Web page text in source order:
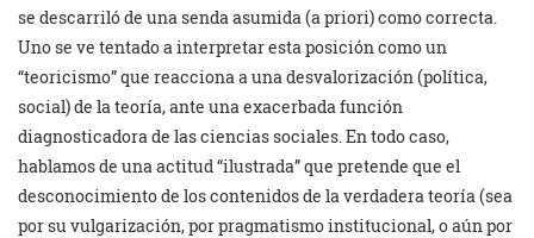
se descarriló de una senda asumida (a priori) como correcta.
Uno se ve tentado a interpretar esta posición como un
“teoricismo” que reacciona a una desvalorización (política,
social) de la teoría, ante una exacerbada función
diagnosticadora de las ciencias sociales. En todo caso,
hablamos de una actitud “ilustrada” que pretende que el
desconocimiento de los contenidos de la verdadera teoría (sea
por su vulgarización, por pragmatismo institucional, o aún por